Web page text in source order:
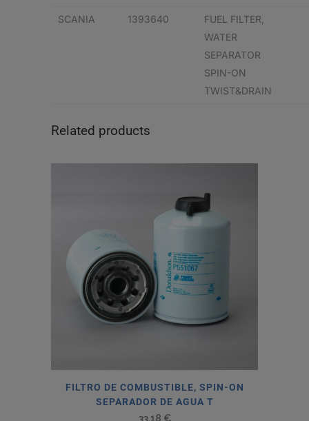
SCANIA 1393640
FUEL FILTER,
WATER
SEPARATOR
SPIN-ON
TWIST&DRAIN
Related products
FILTRO DE COMBUSTIBLE, SPIN-ON
SEPARADOR DE AGUA T
33,18 €